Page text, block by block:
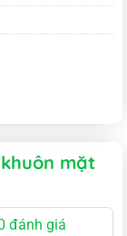
mặt
đánh giá